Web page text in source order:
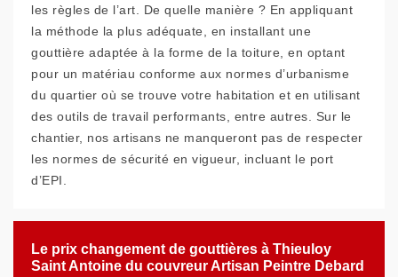
les règles de l’art. De quelle manière ? En appliquant
la méthode la plus adéquate, en installant une
gouttière adaptée à la forme de la toiture, en optant
pour un matériau conforme aux normes d’urbanisme
du quartier où se trouve votre habitation et en utilisant
des outils de travail performants, entre autres. Sur le
chantier, nos artisans ne manqueront pas de respecter
les normes de sécurité en vigueur, incluant le port
d’EPI.
Le prix changement de gouttières à Thieuloy
Saint Antoine du couvreur Artisan Peintre Debard